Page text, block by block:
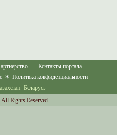
— Контакты портала
✶ Политика конфиденциальности
Беларусь
Rights Reserved